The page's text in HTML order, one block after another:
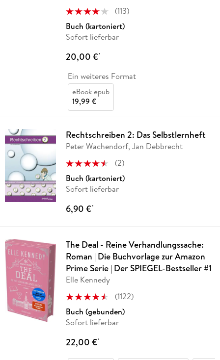
(113)
Buch (kartoniert)
Sofort lieferbar
20,00 €*
Ein weiteres Format
eBook epub
19,99 €
Rechtschreiben 2: Das Selbstlernheft
Peter Wachendorf, Jan Debbrecht
(2)
Buch (kartoniert)
Sofort lieferbar
6,90 €*
The Deal - Reine Verhandlungssache:
Roman | Die Buchvorlage zur Amazon
Prime Serie | Der SPIEGEL-Bestseller #1
Elle Kennedy
(1122)
Buch (gebunden)
Sofort lieferbar
22,00 €*